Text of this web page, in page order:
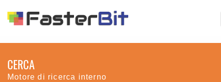
CERCA
Motore di ricerca interno